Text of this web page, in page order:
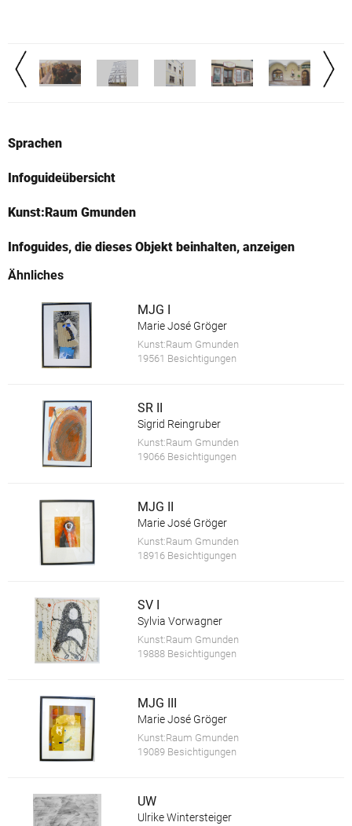
Sprachen
Infoguideübersicht
Kunst:Raum Gmunden
Infoguides, die dieses Objekt beinhalten, anzeigen
Ähnliches
MJG I
Marie José Gröger
Kunst:Raum Gmunden
19561 Besichtigungen
SR II
Sigrid Reingruber
Kunst:Raum Gmunden
19066 Besichtigungen
MJG II
Marie José Gröger
Kunst:Raum Gmunden
18916 Besichtigungen
SV I
Sylvia Vorwagner
Kunst:Raum Gmunden
19888 Besichtigungen
MJG III
Marie José Gröger
Kunst:Raum Gmunden
19089 Besichtigungen
UW
Ulrike Wintersteiger